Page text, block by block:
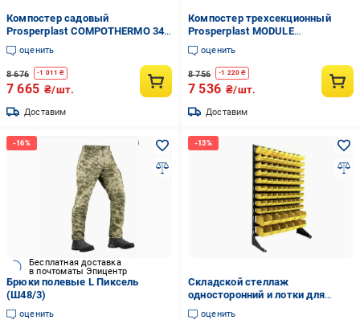
Компостер садовый
Prosperplast COMPOTHERMO 340
л
оценить
8 676 -1 011 ₴
7 665 ₴/шт.
Доставим
Компостер трехсекционный
Prosperplast MODULE
COMPOGREEN 1200 л
оценить
8 756 -1 220 ₴
7 536 ₴/шт.
Доставим
Бесплатная доставка
в почтоматы Эпицентр
Брюки полевые L Пиксель
(Ш48/3)
оценить
Складской стеллаж
односторонний и лотки для
метизов (6287644)
оценить